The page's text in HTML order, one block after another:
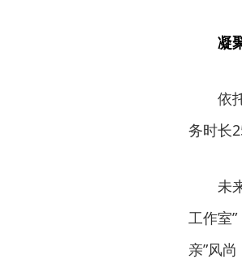
凝
依
务时长
未
工作室
亲”风